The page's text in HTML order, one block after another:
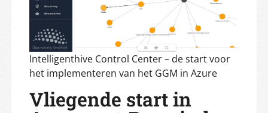
Intelligenthive Control Center – de start voor
het implementeren van het GGM in Azure
Vliegende start in